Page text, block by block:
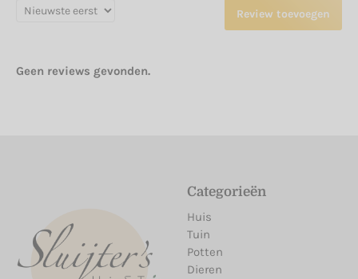
Review toevoegen
Geen reviews gevonden.
Categorieën
Huis
Tuin
Potten
Dieren